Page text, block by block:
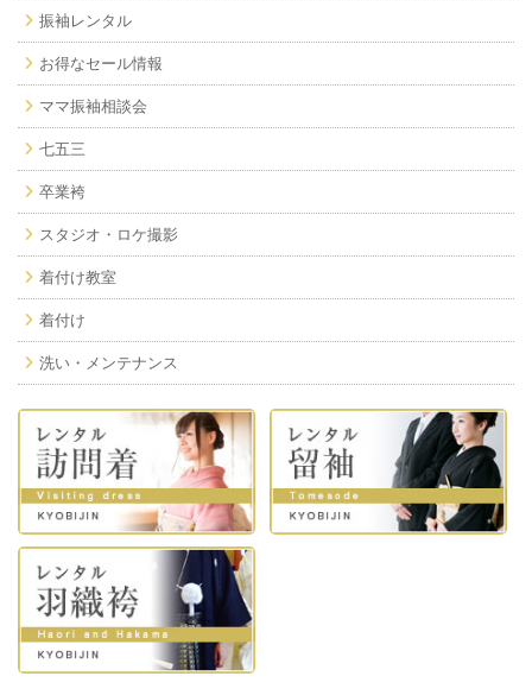
振袖レンタル
お得なセール情報
ママ振袖相談会
七五三
卒業袴
スタジオ・ロケ撮影
着付け教室
着付け
洗い・メンテナンス